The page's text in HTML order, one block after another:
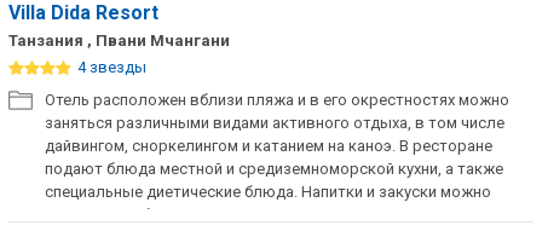
Villa Dida Resort
Танзания , Пвани Мчангани
4 звезды
Отель расположен вблизи пляжа и в его окрестностях можно
заняться различными видами активного отдыха, в том числе
дайвингом, сноркелингом и катанием на каноэ. В ресторане
подают блюда местной и средиземноморской кухни, а также
специальные диетические блюда. Напитки и закуски можно
заказать в 2 барах.
VIP отели 5 звезд
ТОП 10 лучших отелей 5*
ТОП 10 недорогих отелей
5*
Лучшие отели 4* звезды